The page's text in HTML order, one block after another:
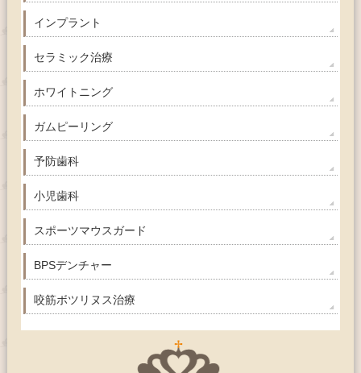
インプラント
セラミック治療
ホワイトニング
ガムピーリング
予防歯科
小児歯科
スポーツマウスガード
BPSデンチャー
咬筋ボツリヌス治療